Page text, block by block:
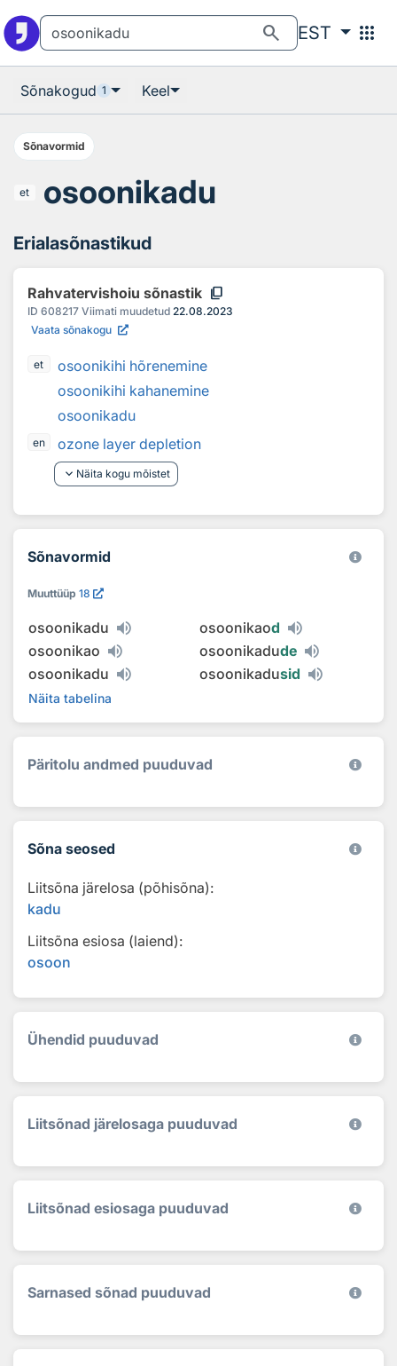
search EST apps
Sõnakogud 1 Keel
Sõnavormid
et osoonikadu
Erialasõnastikud
Rahvatervishoiu sõnastik content_copy
ID 608217 Viimati muudetud 22.08.2023
Vaata sõnakogu
et
osoonikihi hõrenemine
osoonikihi kahanemine
osoonikadu
en
ozone layer depletion
keyboard_arrow_down Näita kogu mõistet
Sõnavormid
Muuttüüp 18
osoonikadu osoonikaod
osoonikao
osoonikadude
osoonikadu
osoonikadusid
Näita tabelina
Päritolu andmed puuduvad
Sõna seosed
Liitsõna järelosa (põhisõna):
kadu
Liitsõna esiosa (laiend):
osoon
Ühendid puuduvad
Liitsõnad järelosaga puuduvad
Liitsõnad esiosaga puuduvad
Sarnased sõnad puuduvad